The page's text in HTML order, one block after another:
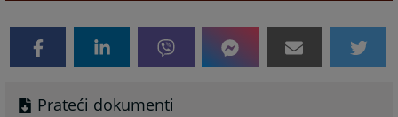
Prateći dokumenti